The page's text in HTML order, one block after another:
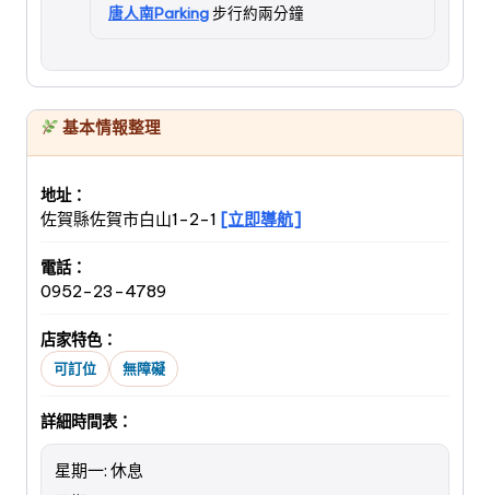
唐人南Parking步行約兩分鐘
基本情報整理
地址：
佐賀縣佐賀市白山1-2-1 [立即導航]
電話：
0952-23-4789
店家特色：
可訂位 無障礙
詳細時間表：
星期一: 休息